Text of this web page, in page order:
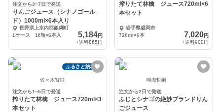
注文から3~7日で発送
りんごジュース（シナノゴール
ド）1000ml×6本入り
長野県上水内郡飯綱町
1ケース 1ℓ瓶×6本入
5,184円
+送料865円
搾りたて林檎 ジュース720ml×6
本セット
岩手県盛岡市
720ml×6本
7,020円
+送料900円
ふるさと納税可
佐々木智世
注文から1~5日で発送
搾りたて林檎 ジュース720ml×3
本セット
鳴海哲嗣
注文から2日で発送
ふじとシナゴの絶妙ブランドりん
ごジュース